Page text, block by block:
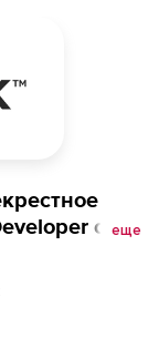
с
to
JSP
еще